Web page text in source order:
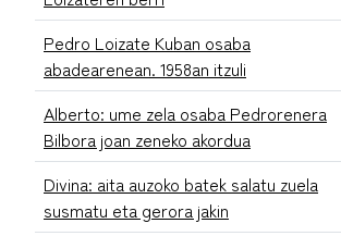
Pedro Loizate Kuban osaba
abadearenean. 1958an itzuli
Alberto: ume zela osaba Pedrorenera
Bilbora joan zeneko akordua
Divina: aita auzoko batek salatu zuela
susmatu eta gerora jakin